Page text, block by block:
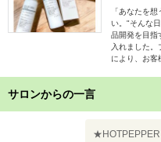
「あなたを
い。"そんな
品開発を目指
入れました
により、お客
サロンからの一言